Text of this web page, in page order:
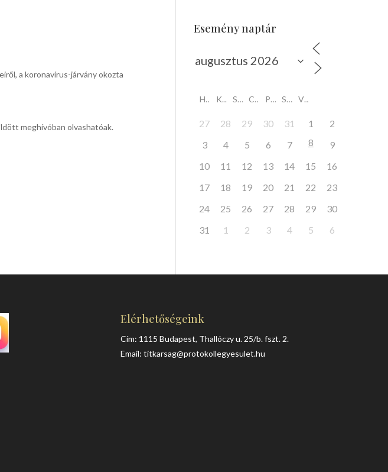
a koronavírus-járvány okozta
meghívóban olvashatóak.
Esemény naptár
H K S C P S V
27 28 29 30 31 1
2
3
4 5 6 7 8
9
10
11 12 13 14 15
16
17
18 19 20 21 22
23
24
25 26 27 28 29
30
31
1 2 3 4 5 6
Elérhetőségeink
Cím: 1115 Budapest, Thallóczy u. 25/b. fszt. 2.
Email: titkarsag@protokollegyesulet.hu